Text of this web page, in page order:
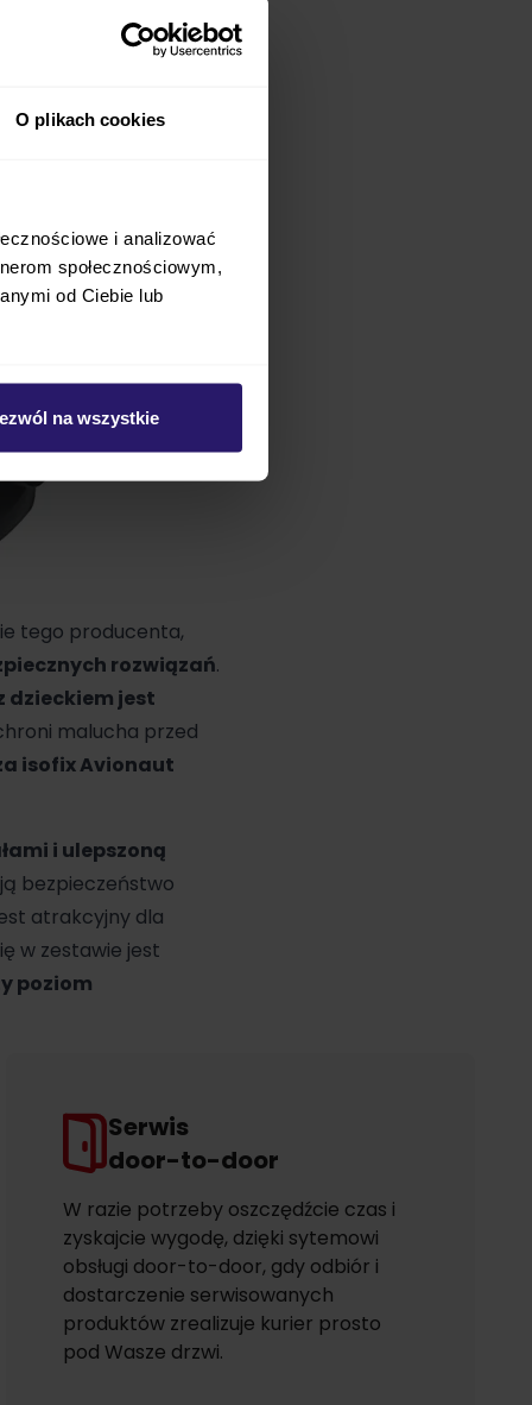
O plikach cookies
i analizować
społecznościowym,
od Ciebie lub
na wszystkie
tego producenta,
rozwiązań.
dzieckiem jest
malucha przed
isofix Avionaut
i ulepszoną
bezpieczeństwo
atrakcyjny dla
w zestawie jest
poziom
Serwis
door-to-door
W razie potrzeby oszczędźcie czas i
zyskajcie wygodę, dzięki sytemowi
obsługi door-to-door, gdy odbiór i
dostarczenie serwisowanych
produktów zrealizuje kurier prosto
pod Wasze drzwi.